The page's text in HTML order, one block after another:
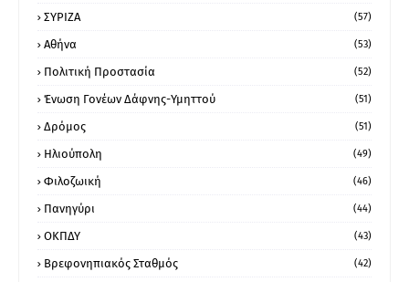
ΣΥΡΙΖΑ (57)
Αθήνα (53)
Πολιτική Προστασία (52)
Ένωση Γονέων Δάφνης-Υμηττού (51)
Δρόμος (51)
Ηλιούπολη (49)
Φιλοζωική (46)
Πανηγύρι (44)
ΟΚΠΔΥ (43)
Βρεφονηπιακός Σταθμός (42)